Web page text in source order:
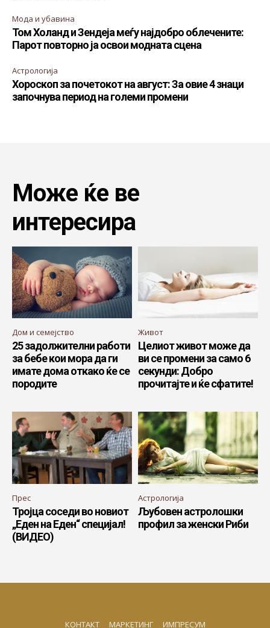
Мода и убавина
Том Холанд и Зендеја меѓу најдобро облечените:
Парот повторно ја освои модната сцена
Астрологија
Хороскоп за почетокот на август: За овие 4 знаци
започнува период на големи промени
Може ќе ве
интересира
Дом и семејство
25 задолжителни работи
за бебе кои мора да ги
имате дома откако ќе се
породите
Живот
Целиот живот може да
ви се промени за само 6
секунди: Добро
прочитајте и ќе сфатите!
Прес
Тројца соседи во новиот
„Еден на Еден“ специјал!
(ВИДЕО)
Астрологија
Љубовен астролошки
профил за женски Риби
КОНТАКТ МАРКЕТИНГ ИМПРЕСУМ